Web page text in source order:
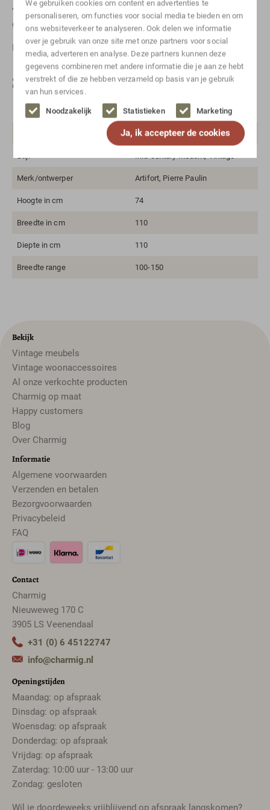
We gebruiken cookies om content en advertenties te
personaliseren, om functies voor social media te bieden en om
ons websiteverkeer te analyseren. Ook delen we informatie
over je gebruik van onze site met onze partners voor social
media, adverteren en analyse. Deze partners kunnen deze
gegevens combineren met andere informatie die je aan ze hebt
verstrekt of die ze hebben verzameld op basis van je gebruik
van hun services.
Noodzakelijk Statistieken Marketing
Ja, ik accepteer de cookies
via Whatsapp. Vergeet niet te vermelden om welk artikel het
gaat.
For international shipping, pleasecontactus.
Specificaties
Kleur Lichtgrijs
Hout, Metaal
Merk/ontwerper Artifort, Pierre Paulin
Hoogte in cm 74
Breedte in cm 110
Diepte in cm 110
Breedte range 100-150
Bekijk
Vintage meubels
Vintage woonaccessoires
Al onze verkochte producten
Charmig op maat
Happy customers
Blog
Over Charmig
Informatie
Algemene voorwaarden
Verzenden en betalen
Bezorgvoorwaarden
Privacybeleid
FAQ
Contact
Charmig
Nieuweweg 170 C
3905 LS Veenendaal
+31 (0) 6 45122747
info@charmig.nl
Openingstijden
Maandag: op afspraak
Dinsdag: op afspraak
Woensdag: op afspraak
Donderdag: op afspraak
Vrijdag: op afspraak
Zaterdag: 10:00 uur - 13:00 uur
Zondag: gesloten
Wil je doordeweeks vrijblijvend op afspraak langskomen?